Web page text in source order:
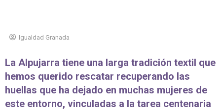
Igualdad Granada
La Alpujarra tiene una larga tradición textil que
hemos querido rescatar recuperando las
huellas que ha dejado en muchas mujeres de
este entorno, vinculadas a la tarea centenaria